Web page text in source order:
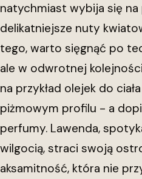
natychmiast wybija się na
delikatniejsze nuty
tego, warto sięgnąć po
ale w odwrotnej
na przykład olejek do
piżmowym profilu - a
perfumy. Lawenda,
wilgocią, straci swoją
aksamitność, która nie